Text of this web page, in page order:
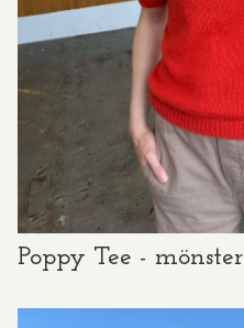
Poppy Tee - mönster